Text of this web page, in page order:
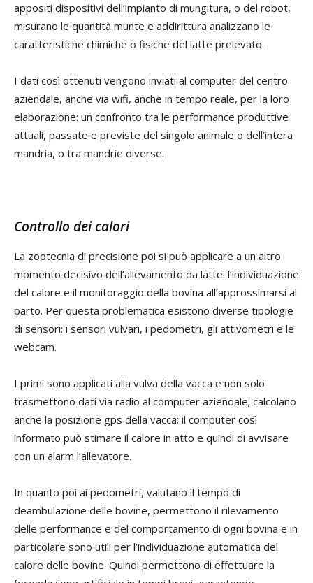
appositi dispositivi dell’impianto di mungitura, o del robot,
misurano le quantità munte e addirittura analizzano le
caratteristiche chimiche o fisiche del latte prelevato.
I dati così ottenuti vengono inviati al computer del centro
aziendale, anche via wifi, anche in tempo reale, per la loro
elaborazione: un confronto tra le performance produttive
attuali, passate e previste del singolo animale o dell’intera
mandria, o tra mandrie diverse.
Controllo dei calori
La zootecnia di precisione poi si può applicare a un altro
momento decisivo dell’allevamento da latte: l’individuazione
del calore e il monitoraggio della bovina all’approssimarsi al
parto. Per questa problematica esistono diverse tipologie
di sensori: i sensori vulvari, i pedometri, gli attivometri e le
webcam.
I primi sono applicati alla vulva della vacca e non solo
trasmettono dati via radio al computer aziendale; calcolano
anche la posizione gps della vacca; il computer così
informato può stimare il calore in atto e quindi di avvisare
con un alarm l’allevatore.
In quanto poi ai pedometri, valutano il tempo di
deambulazione delle bovine, permettono il rilevamento
delle performance e del comportamento di ogni bovina e in
particolare sono utili per l’individuazione automatica del
calore delle bovine. Quindi permettono di effettuare la